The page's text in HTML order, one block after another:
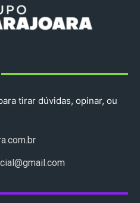
tirar dúvidas, opinar, ou